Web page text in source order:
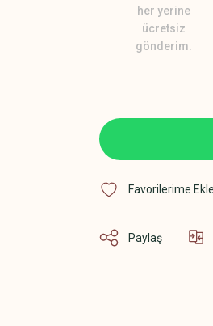
her yerine
ücretsiz
gönderim.
Paylaş